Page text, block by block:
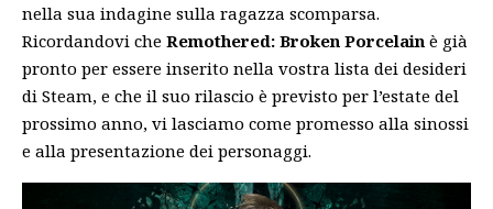
nella sua indagine sulla ragazza scomparsa.
Ricordandovi che Remothered: Broken Porcelain è già
pronto per essere inserito nella vostra lista dei desideri
di Steam, e che il suo rilascio è previsto per l’estate del
prossimo anno, vi lasciamo come promesso alla sinossi
e alla presentazione dei personaggi.